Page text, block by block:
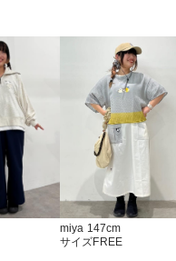
miya 147cm
サイズFREE